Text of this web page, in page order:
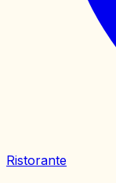
Ristorante